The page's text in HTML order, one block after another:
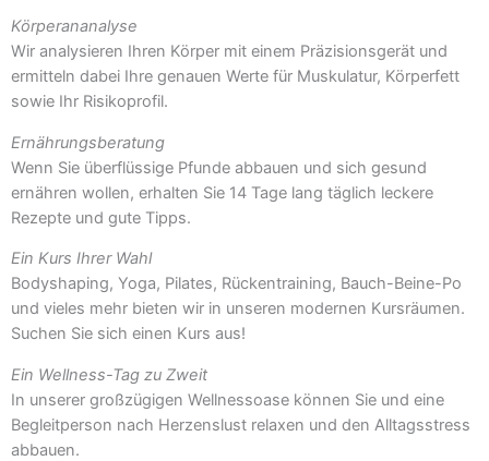
Körperananalyse
Wir analysieren Ihren Körper mit einem Präzisionsgerät und
ermitteln dabei Ihre genauen Werte für Muskulatur, Körperfett
sowie Ihr Risikoprofil.
Ernährungsberatung
Wenn Sie überflüssige Pfunde abbauen und sich gesund
ernähren wollen, erhalten Sie 14 Tage lang täglich leckere
Rezepte und gute Tipps.
Ein Kurs Ihrer Wahl
Bodyshaping, Yoga, Pilates, Rückentraining, Bauch-Beine-Po
und vieles mehr bieten wir in unseren modernen Kursräumen.
Suchen Sie sich einen Kurs aus!
Ein Wellness-Tag zu Zweit
In unserer großzügigen Wellnessoase können Sie und eine
Begleitperson nach Herzenslust relaxen und den Alltagsstress
abbauen.